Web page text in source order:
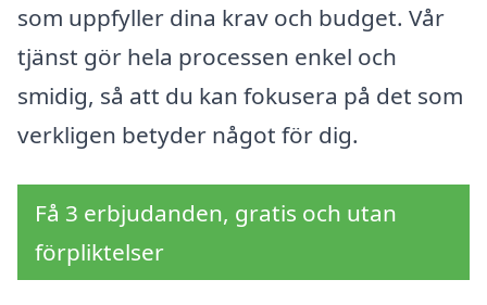
som uppfyller dina krav och budget. Vår
tjänst gör hela processen enkel och
smidig, så att du kan fokusera på det som
verkligen betyder något för dig.
Få 3 erbjudanden, gratis och utan
förpliktelser